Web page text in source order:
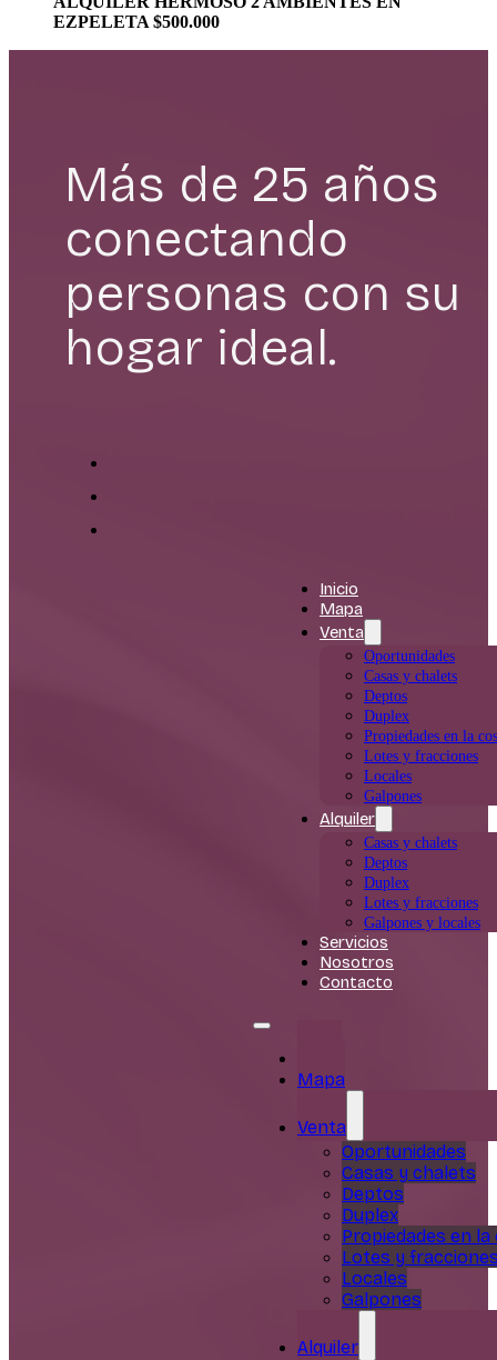
EZPELETA $500.000
Más de 25 años
conectando
personas con su
hogar ideal.
Inicio
Mapa
Venta
Oportunidades
Casas y chalets
Deptos
Duplex
Propiedades en la
Lotes y fracciones
Locales
Galpones
Alquiler
Casas y chalets
Deptos
Duplex
Lotes y fracciones
Galpones y locales
Servicios
Nosotros
Contacto
Mapa
Venta
Oportunidades
Casas y chalets
Deptos
Duplex
Propiedades en
Lotes y
Locales
Galpones
Alquiler